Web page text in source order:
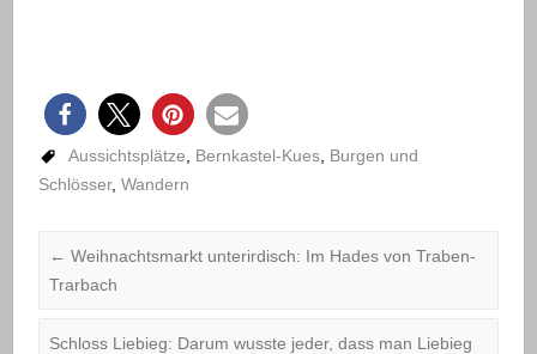
Aussichtsplätze Bernkastel-Kues, Burgen und
Schlösser, Wandern
← Weihnachtsmarkt unterirdisch: Im Hades von Traben-
Trarbach
Schloss Liebieg: Darum wusste jeder, dass man Liebieg